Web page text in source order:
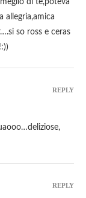
di te,poteva
allegria,amica
so ross e ceras
REPLY
REPLY